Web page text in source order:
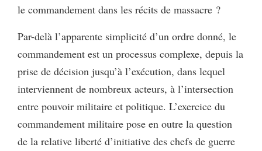
le commandement dans les récits de massacre ?
Par-delà l’apparente simplicité d’un ordre donné, le
commandement est un processus complexe, depuis la
prise de décision jusqu’à l’exécution, dans lequel
interviennent de nombreux acteurs, à l’intersection
entre pouvoir militaire et politique. L’exercice du
commandement militaire pose en outre la question
de la relative liberté d’initiative des chefs de guerre